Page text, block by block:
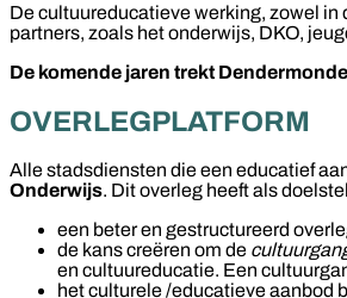
De cultuureducatieve werking, zowel in
partners, zoals het onderwijs, DKO,
De komende jaren trekt
OVERLEGPLATFORM
Alle stadsdiensten die een educatief
Onderwijs. Dit overleg heeft als
een beter en gestructureerd
de kans creëren om de
en cultuureducatie. Een
het culturele /educatieve aanbod